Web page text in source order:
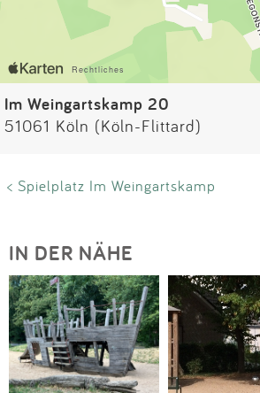
Impressum
Anmelden
Im Weingartskamp 20
51061 Köln (Köln-Flittard)
< Spielplatz Im Weingartskamp
IN DER NÄHE